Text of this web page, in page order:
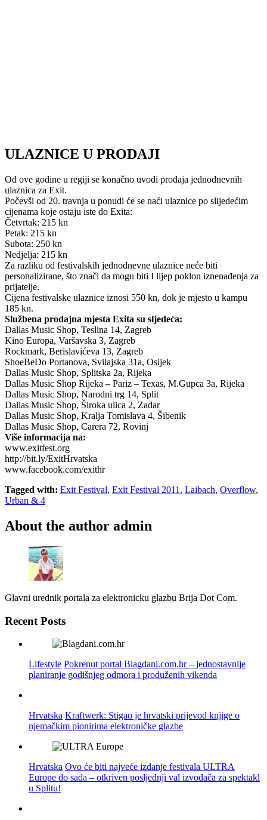
ULAZNICE U PRODAJI
Od ove godine u regiji se konačno uvodi prodaja jednodnevnih
ulaznica za Exit.
Počevši od 20. travnja u ponudi će se naći ulaznice po slijedećim
cijenama koje ostaju iste do Exita:
Četvrtak: 215 kn
Petak: 215 kn
Subota: 250 kn
Nedjelja: 215 kn
Za razliku od festivalskih jednodnevne ulaznice neće biti
personalizirane, što znači da mogu biti I lijep poklon iznenađenja za
prijatelje.
Cijena festivalske ulaznice iznosi 550 kn, dok je mjesto u kampu
185 kn.
Službena prodajna mjesta Exita su sljedeća:
Dallas Music Shop, Teslina 14, Zagreb
Kino Europa, Varšavska 3, Zagreb
Rockmark, Berislavićeva 13, Zagreb
ShoeBeDo Portanova, Svilajska 31a, Osijek
Dallas Music Shop, Splitska 2a, Rijeka
Dallas Music Shop Rijeka – Pariz – Texas, M.Gupca 3a, Rijeka
Dallas Music Shop, Narodni trg 14, Split
Dallas Music Shop, Široka ulica 2, Zadar
Dallas Music Shop, Kralja Tomislava 4, Šibenik
Dallas Music Shop, Carera 72, Rovinj
Više informacija na:
www.exitfest.org
http://bit.ly/ExitHrvatska
www.facebook.com/exithr
Tagged with: Exit Festival, Exit Festival 2011 , Laibach, Overflow,
Urban & 4
About the author admin
Glavni urednik portala za elektronicku glazbu Brija Dot Com.
Recent Posts
Lifestyle Pokrenut portal Blagdani.com.hr – jednostavnije
planiranje godišnjeg odmora i produženih vikenda
Hrvatska Kraftwerk: Stigao je hrvatski prijevod knjige o
njemačkim pionirima elektroničke glazbe
Hrvatska Ovo će biti najveće izdanje festivala ULTRA
Europe do sada – otkriven posljednji val izvođača za spektakl
u Splitu!